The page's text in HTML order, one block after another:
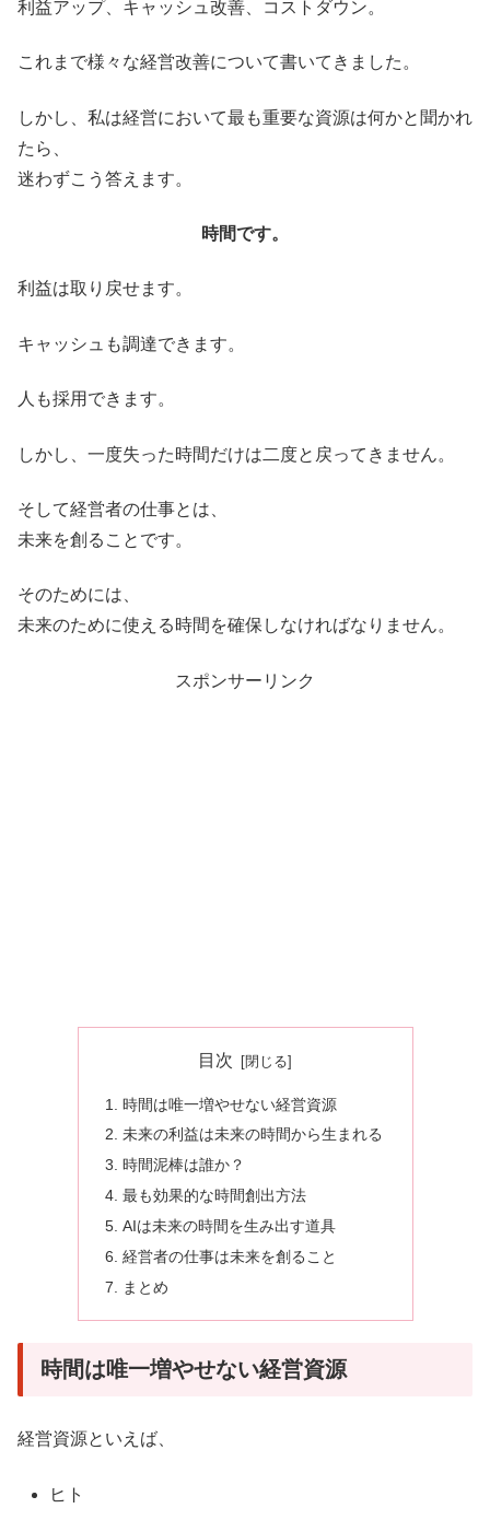
利益アップ、キャッシュ改善、コストダウン。
これまで様々な経営改善について書いてきました。
しかし、私は経営において最も重要な資源は何かと聞かれ
たら、
迷わずこう答えます。
時間です。
利益は取り戻せます。
キャッシュも調達できます。
人も採用できます。
しかし、一度失った時間だけは二度と戻ってきません。
そして経営者の仕事とは、
未来を創ることです。
そのためには、
未来のために使える時間を確保しなければなりません。
スポンサーリンク
目次
時間は唯一増やせない経営資源
未来の利益は未来の時間から生まれる
時間泥棒は誰か？
最も効果的な時間創出方法
AIは未来の時間を生み出す道具
経営者の仕事は未来を創ること
まとめ
時間は唯一増やせない経営資源
経営資源といえば、
ヒト